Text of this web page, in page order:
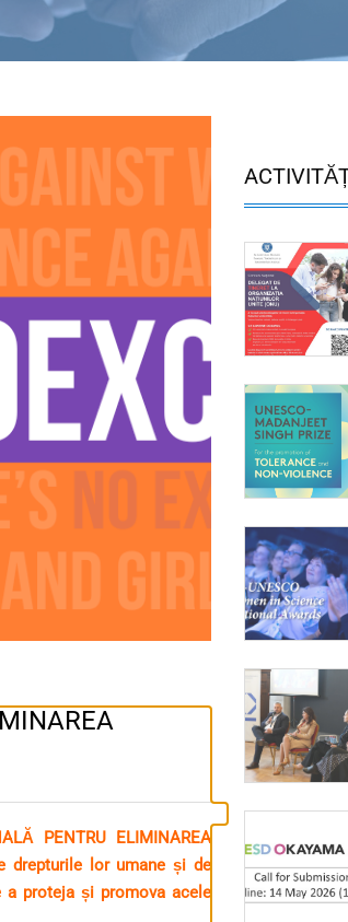
PENTRU ELIMINAREA
drepturile lor umane și de
proteja și promova acele